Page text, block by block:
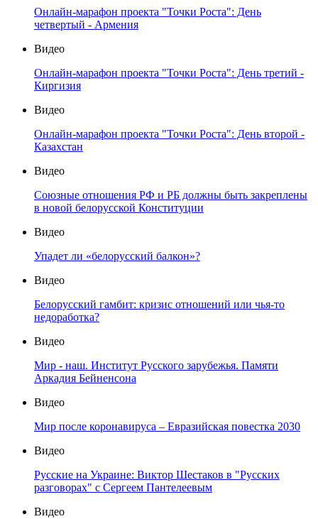
Онлайн-марафон проекта "Точки Роста": День
четвертый - Армения
Видео
Онлайн-марафон проекта "Точки Роста": День третий -
Киргизия
Видео
Онлайн-марафон проекта "Точки Роста": День второй -
Казахстан
Видео
Союзные отношения РФ и РБ должны быть закреплены
в новой белорусской Конституции
Видео
Упадет ли «белорусский балкон»?
Видео
Белорусский гамбит: кризис отношений или чья-то
недоработка?
Видео
Мир - наш. Институт Русского зарубежья. Памяти
Аркадия Бейненсона
Видео
Мир после коронавируса – Евразийская повестка 2030
Видео
Русские на Украине: Виктор Шестаков в "Русских
разговорах" с Сергеем Пантелеевым
Видео